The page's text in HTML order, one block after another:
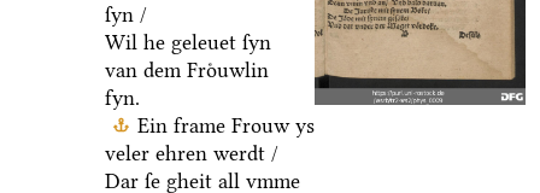
ſyn /
Wil he geleuet ſyn
van dem Froͤuwlin
fyn.
Ein frame Frouw ys
veler ehren werdt /
Dar ſe gheit all vmme